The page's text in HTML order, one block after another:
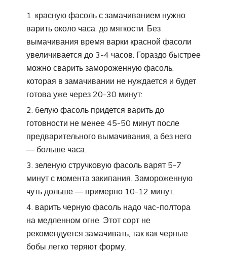
красную фасоль с замачиванием нужно
варить около часа, до мягкости. Без
вымачивания время варки красной фасоли
увеличивается до 3-4 часов. Гораздо быстрее
можно сварить замороженную фасоль,
которая в замачивании не нуждается и будет
готова уже через 20-30 минут:
белую фасоль придется варить до
готовности не менее 45-50 минут после
предварительного вымачивания, а без него
— больше часа.
зеленую стручковую фасоль варят 5-7
минут с момента закипания. Замороженную
чуть дольше — примерно 10-12 минут.
варить черную фасоль надо час-полтора
на медленном огне. Этот сорт не
рекомендуется замачивать, так как черные
бобы легко теряют форму.